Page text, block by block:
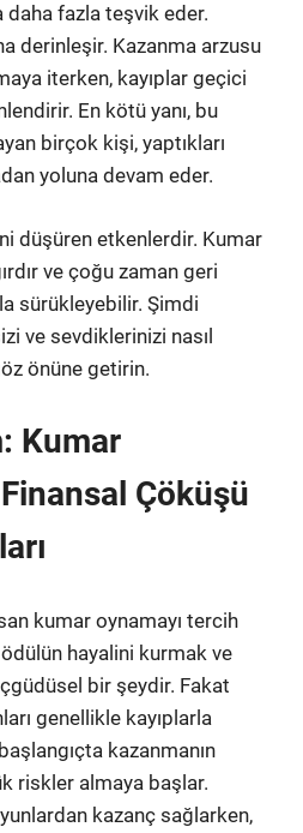
fazla teşvik eder.
derinleşir. Kazanma arzusu
iterken, kayıplar geçici
En kötü yanı, bu
birçok kişi, yaptıkları
yoluna devam eder.
düşüren etkenlerdir. Kumar
ve çoğu zaman geri
sürükleyebilir. Şimdi
ve sevdiklerinizi nasıl
önüne getirin.
Kumar
Çöküşü
kumar oynamayı tercih
hayalini kurmak ve
bir şeydir. Fakat
genellikle kayıplarla
kazanmanın
riskler almaya başlar.
kazanç sağlarken,